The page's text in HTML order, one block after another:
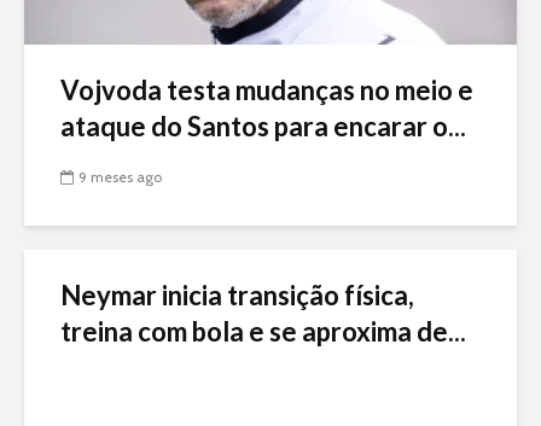
Vojvoda testa mudanças no meio e
ataque do Santos para encarar o...
9 meses ago
Neymar inicia transição física,
treina com bola e se aproxima de...